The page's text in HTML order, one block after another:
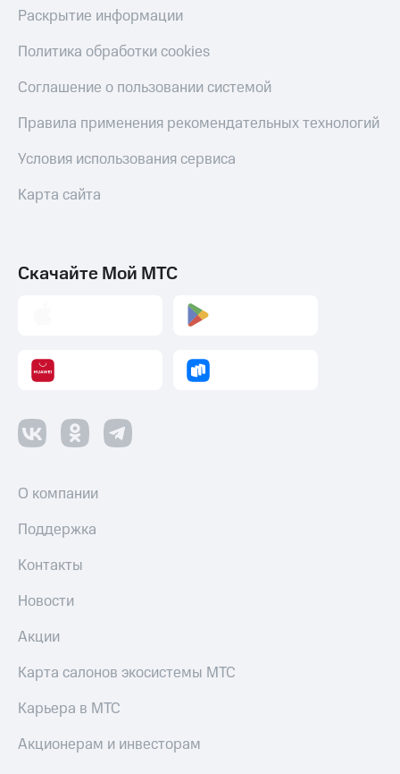
Раскрытие информации
Политика обработки cookies
Соглашение о пользовании системой
Правила применения рекомендательных технологий
Условия использования сервиса
Карта сайта
Скачайте Мой МТС
О компании
Поддержка
Контакты
Новости
Акции
Карта салонов экосистемы МТС
Карьера в МТС
Акционерам и инвесторам